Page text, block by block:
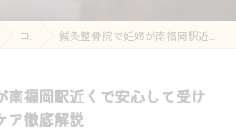
コラム 鍼灸整骨院で妊婦が南福岡駅近くで安心して受けられるマタニティケア徹底解説
南福岡駅近くで安心して受け
ア徹底解説